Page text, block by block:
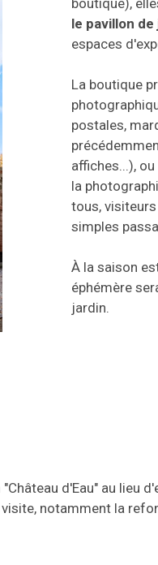
boutique),
le pavillon de
espaces
La boutique
postales,
affiches...),
la
tous,
simples
À la saison
éphémère
jardin.
d'Eau" au lieu
notamment la